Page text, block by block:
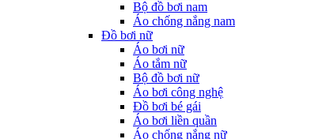
Bộ đồ bơi nam
Áo chống nắng nam
Đồ bơi nữ
Áo bơi nữ
Áo tắm nữ
Bộ đồ bơi nữ
Áo bơi công nghệ
Đồ bơi bé gái
Áo bơi liền quần
Áo chống nắng nữ